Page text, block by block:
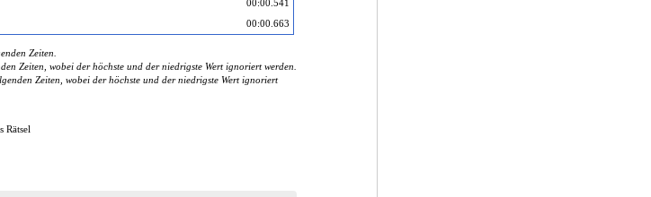
00:00.541
00:00.663
Zeiten.
Zeiten, wobei der höchste und der niedrigste Wert ignoriert werden.
Zeiten, wobei der höchste und der niedrigste Wert ignoriert
Rätsel